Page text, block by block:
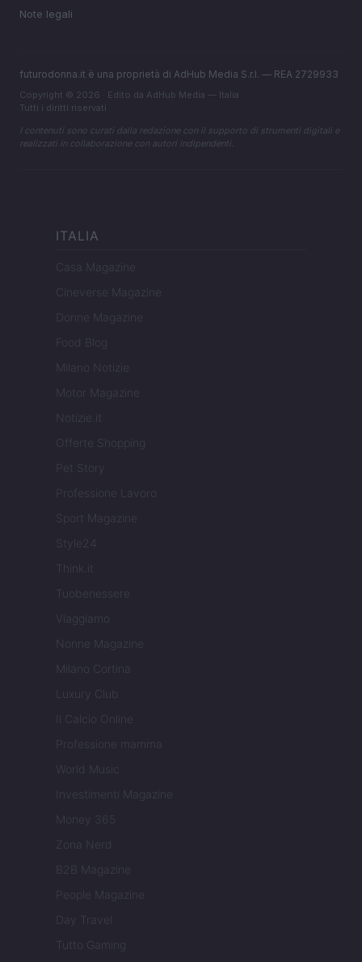
Note legali
futurodonna.it è una proprietà di AdHub Media S.r.l. — REA 2729933
Copyright © 2026 · Edito da AdHub Media — Italia
Tutti i diritti riservati
I contenuti sono curati dalla redazione con il supporto di strumenti digitali e
realizzati in collaborazione con autori indipendenti.
ITALIA
Casa Magazine
Cineverse Magazine
Donne Magazine
Food Blog
Milano Notizie
Motor Magazine
Notizie.it
Offerte Shopping
Pet Story
Professione Lavoro
Sport Magazine
Style24
Think.it
Tuobenessere
Viaggiamo
Nonne Magazine
Milano Cortina
Luxury Club
Il Calcio Online
Professione mamma
World Music
Investimenti Magazine
Money 365
Zona Nerd
B2B Magazine
People Magazine
Day Travel
Tutto Gaming